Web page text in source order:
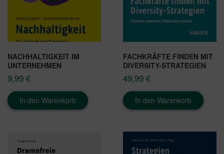
NACHHALTIGKEIT IM
UNTERNEHMEN
9,99 €
In den Warenkorb
FACHKRÄFTE FINDEN MIT
DIVERSITY-STRATEGIEN
49,99 €
In den Warenkorb